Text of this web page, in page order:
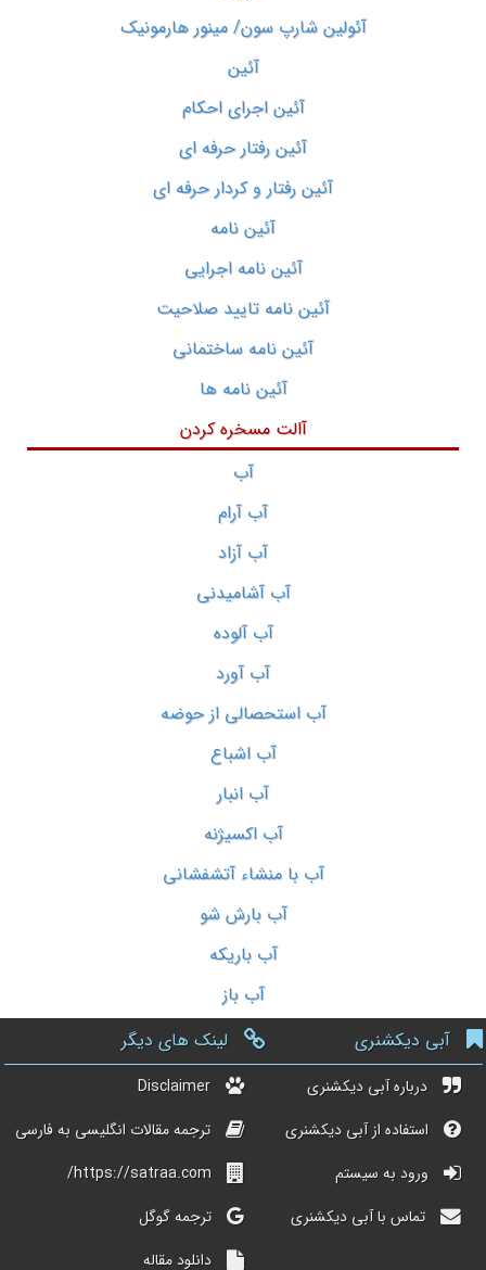
آئولین شارپ سون/ مینور هارمونیک
آئین
آئین اجرای احکام
آئین رفتار حرفه ای
آئین رفتار و کردار حرفه ای
آئین نامه
آئین نامه اجرایی
آئین نامه تایید صلاحیت
آئین نامه ساختمانی
آئین نامه ها
آالت مسخره کردن
آب
آب آرام
آب آزاد
آب آشامیدنی
آب آلوده
آب آورد
آب استحصالی از حوضه
آب اشباع
آب انبار
آب اکسیژنه
آب با منشاء آتشفشانی
آب بارش شو
آب باریکه
آب باز
آبی دیکشنری
درباره آبی دیکشنری
استفاده از آبی دیکشنری
ورود به سیستم
تماس با آبی دیکشنری
لینک های دیگر
Disclaimer
ترجمه مقالات انگلیسی به فارسی
https://satraa.com/
ترجمه گوگل
دانلود مقاله